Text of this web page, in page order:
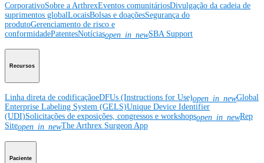
CorporativoSobre a ArthrexEventos comunitáriosDivulgação da cadeia de
suprimentos globalLocaisBolsas e doaçõesSegurança do
produtoGerenciamento de risco e
conformidadePatentesNotíciasopen_in_newSBA Support
Recursos
Linha direta de codificaçãoeDFUs (Instructions for Use)open_in_newGlobal
Enterprise Labeling System (GELS)Unique Device Identifier
(UDI)Solicitações de exposições, congressos e workshopsopen_in_newRep
Siteopen_in_newThe Arthrex Surgeon App
Paciente